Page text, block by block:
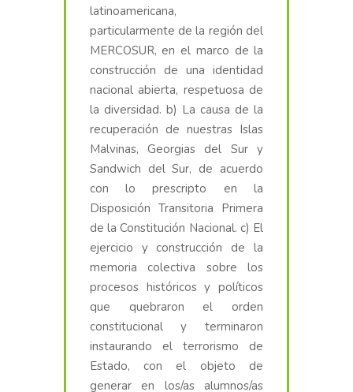
latinoamericana,
particularmente de la región del
MERCOSUR, en el marco de la
construcción de una identidad
nacional abierta, respetuosa de
la diversidad. b) La causa de la
recuperación de nuestras Islas
Malvinas, Georgias del Sur y
Sandwich del Sur, de acuerdo
con lo prescripto en la
Disposición Transitoria Primera
de la Constitución Nacional. c) El
ejercicio y construcción de la
memoria colectiva sobre los
procesos históricos y políticos
que quebraron el orden
constitucional y terminaron
instaurando el terrorismo de
Estado, con el objeto de
generar en los/as alumnos/as